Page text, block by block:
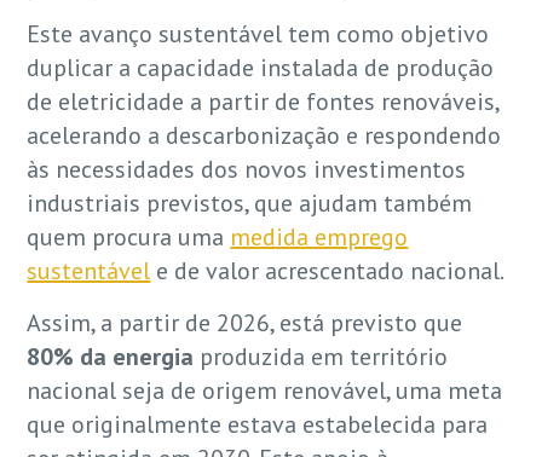
Este avanço sustentável tem como objetivo
duplicar a capacidade instalada de produção
de eletricidade a partir de fontes renováveis,
acelerando a descarbonização e respondendo
às necessidades dos novos investimentos
industriais previstos, que ajudam também
quem procura uma medida emprego
sustentável e de valor acrescentado nacional.
Assim, a partir de 2026, está previsto que
80% da energia produzida em território
nacional seja de origem renovável, uma meta
que originalmente estava estabelecida para